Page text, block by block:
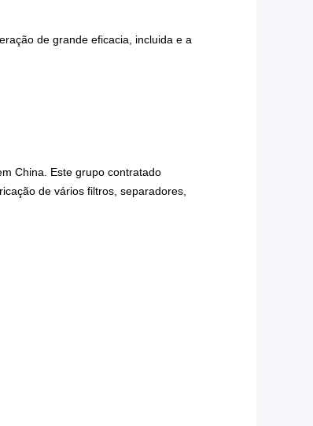
de grande eficacia, incluida e a
China. Este grupo contratado
de vários filtros, separadores,